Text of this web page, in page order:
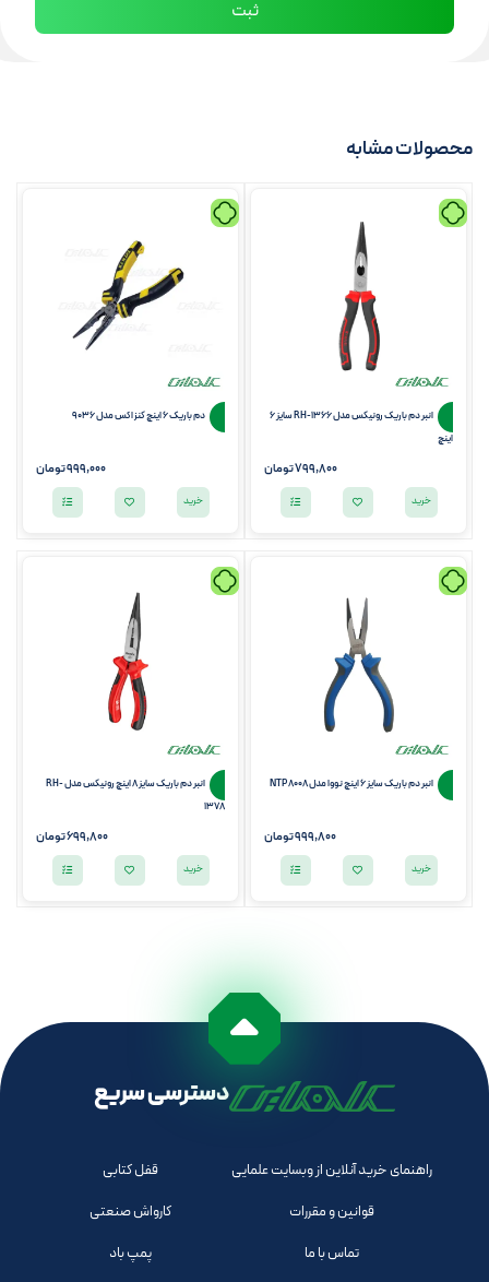
محصولات مشابه
انبر دم باریک رونیکس مدل RH-1366 سایز 6
اینچ
799,800تومان
خرید
دم باریک 6 اینچ کنزاکس مدل 9036
999,000تومان
خرید
انبر دم باریک سایز 6 اینچ نووا مدل NTP 8008
999,800تومان
خرید
انبر دم باریک سایز 8 اینچ رونیکس مدل RH-
1378
699,800تومان
خرید
دسترسی سریع
راهنمای خرید آنلاین از وبسایت علمایی
قوانین و مقررات
تماس با ما
قفل کتابی
کارواش صنعتی
پمپ باد